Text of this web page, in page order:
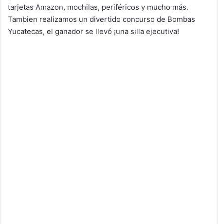
tarjetas Amazon, mochilas, periféricos y mucho más.
Tambien realizamos un divertido concurso de Bombas
Yucatecas, el ganador se llevó ¡una silla ejecutiva!